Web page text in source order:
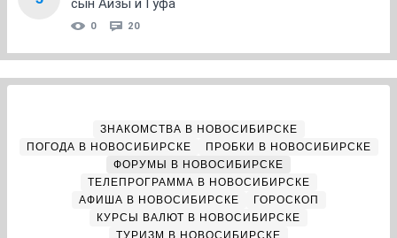
сын Айзы и Гуфа
0 20
ЗНАКОМСТВА В НОВОСИБИРСКЕ
ПОГОДА В НОВОСИБИРСКЕ
ПРОБКИ В НОВОСИБИРСКЕ
ФОРУМЫ В НОВОСИБИРСКЕ
ТЕЛЕПРОГРАММА В НОВОСИБИРСКЕ
АФИША В НОВОСИБИРСКЕ
ГОРОСКОП
КУРСЫ ВАЛЮТ В НОВОСИБИРСКЕ
ТУРИЗМ В НОВОСИБИРСКЕ